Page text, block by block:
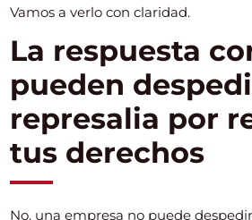
Vamos a verlo con claridad.
La respuesta
pueden
represalia por
tus derechos
No, una empresa no puede